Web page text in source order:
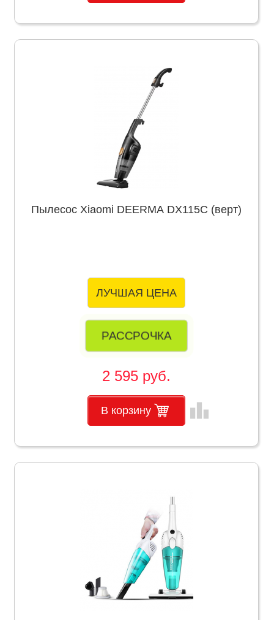
Пылесос Xiaomi DEERMA DX115C (верт)
ЛУЧШАЯ ЦЕНА
РАССРОЧКА
2 595 руб.
В корзину leaderboard